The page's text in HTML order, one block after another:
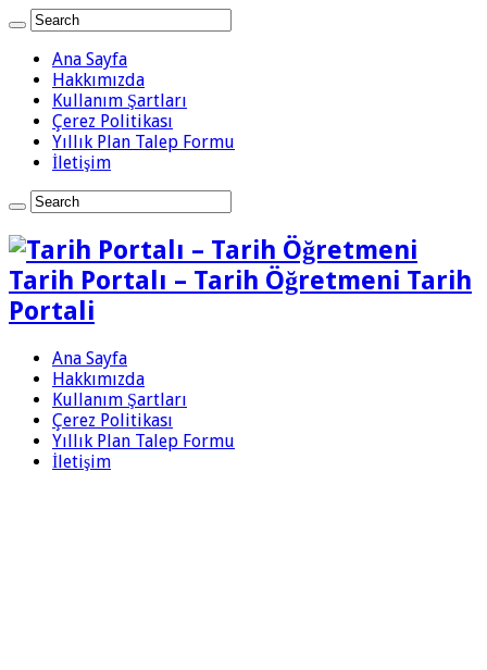
Ana Sayfa
Hakkımızda
Kullanım Şartları
Çerez Politikası
Yıllık Plan Talep Formu
İletişim
Tarih Portalı – Tarih Öğretmeni Tarih
Portali
Ana Sayfa
Hakkımızda
Kullanım Şartları
Çerez Politikası
Yıllık Plan Talep Formu
İletişim